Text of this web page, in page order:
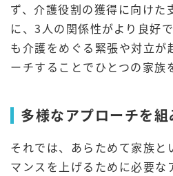
ず、介護役割の獲得に向けた
に、3人の関係性がより良好
も介護をめぐる緊張や対立が
ーチすることでひとつの家族
多様なアプローチを
それでは、あらためて家族と
マンスを上げるために必要な